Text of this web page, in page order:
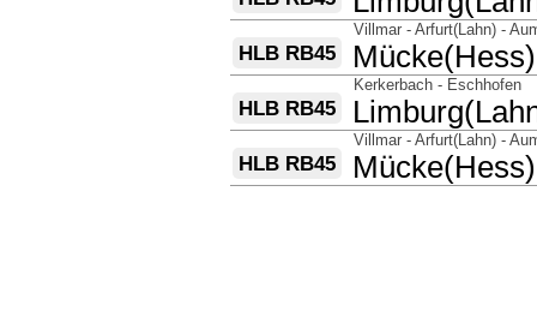
HLB RB45 nach
Mücke(Hess)
über
Villmar - Arfurt(Lahn) -
HLB RB45 nach
über
Kerkerbach - Eschhofen
HLB RB45 nach
Mücke(Hess)
über
Villmar - Arfurt(Lahn) -